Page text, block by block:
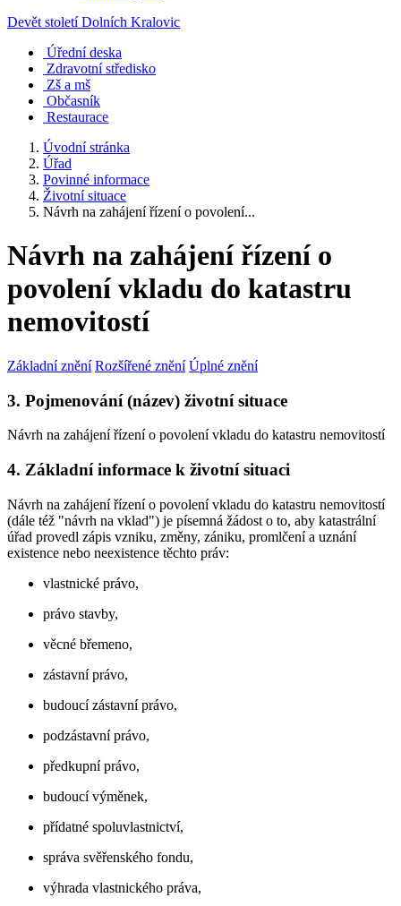
Devět století Dolních Kralovic
Úřední deska
Zdravotní středisko
Zš a mš
Občasník
Restaurace
Úvodní stránka
Úřad
Povinné informace
Životní situace
Návrh na zahájení řízení o povolení...
Návrh na zahájení řízení o
povolení vkladu do katastru
nemovitostí
Základní znění Rozšířené znění Úplné znění
3. Pojmenování (název) životní situace
Návrh na zahájení řízení o povolení vkladu do katastru nemovitostí
4. Základní informace k životní situaci
Návrh na zahájení řízení o povolení vkladu do katastru nemovitostí
(dále též "návrh na vklad") je písemná žádost o to, aby katastrální
úřad provedl zápis vzniku, změny, zániku, promlčení a uznání
existence nebo neexistence těchto práv:
vlastnické právo,
právo stavby,
věcné břemeno,
zástavní právo,
budoucí zástavní právo,
podzástavní právo,
předkupní právo,
budoucí výměnek,
přídatné spoluvlastnictví,
správa svěřenského fondu,
výhrada vlastnického práva,